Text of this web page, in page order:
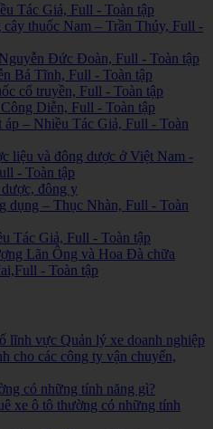
Tác Giả, Full - Toàn tập
cây thuốc Nam – Trần Thúy, Full -
Đức Đoàn, Full - Toàn tập
Bá Tĩnh, Full - Toàn tập
cổ truyền, Full - Toàn tập
Diễn, Full - Toàn tập
áp – Nhiều Tác Giả, Full - Toàn
liệu và đông dược ở Việt Nam -
- Toàn tập
đông y
dụng – Thục Nhàn, Full - Toàn
Tác Giả, Full - Toàn tập
Lãn Ông và Hoa Đà chữa
- Toàn tập
lĩnh vực Quản lý xe doanh nghiệp
cho các công ty vận chuyển,
có những tính năng gì?
xe ô tô thường có những tính